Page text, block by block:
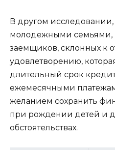
В другом исследовании,
молодежными семьями,
заемщиков, склонных к
удовлетворению,
длительный срок
ежемесячными
желанием сохранить
при рождении детей и
обстоятельствах.